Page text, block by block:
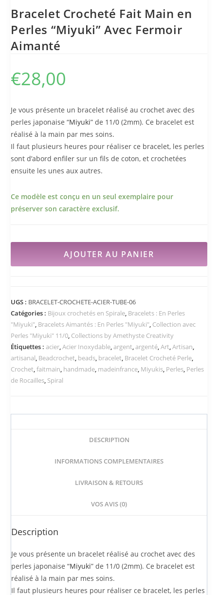
Bracelet Crocheté Fait Main en
Perles “Miyuki” Avec Fermoir
Aimanté
€28,00
Je vous présente un bracelet réalisé au crochet avec des
perles japonaise “Miyuki” de 11/0 (2mm). Ce bracelet est
réalisé à la main par mes soins.
Il faut plusieurs heures pour réaliser ce bracelet, les perles
sont d’abord enfiler sur un fils de coton, et crochetées
ensuite les unes aux autres.
Ce modèle est conçu en un seul exemplaire pour
préserver son caractère exclusif.
AJOUTER AU PANIER
UGS : BRACELET-CROCHETE-ACIER-TUBE-06
Catégories : Bijoux crochetés en Spirale, Bracelets : En Perles
"Miyuki", Bracelets Aimantés : En Perles "Miyuki", Collection avec
Perles "Miyuki" 11/0, Collections by Amethyste Creativity
Étiquettes :acier,Acier Inoxydable,argent,argenté,Art,Artisan,
artisanal, Beadcrochet, beads, bracelet, Bracelet Crocheté Perle,
Crochet,faitmain, handmade, madeinfrance, Miyukis, Perles, Perles
de Rocailles, Spiral
DESCRIPTION
INFORMATIONS COMPLEMENTAIRES
LIVRAISON & RETOURS
VOS AVIS (0)
Description
Je vous présente un bracelet réalisé au crochet avec des
perles japonaise “Miyuki” de 11/0 (2mm). Ce bracelet est
réalisé à la main par mes soins.
Il faut plusieurs heures pour réaliser ce bracelet, les perles